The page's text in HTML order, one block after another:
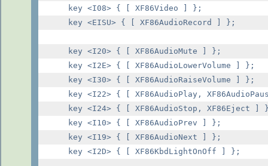
   key <I08> { [ XF86Video ] };
   key <EISU> { [ XF86AudioRecord ] };
   key <I20> { [ XF86AudioMute ] };
   key <I2E> { [ XF86AudioLowerVolume ] };
   key <I30> { [ XF86AudioRaiseVolume ] };
key <I22> { [ XF86AudioPlay,
key <I24> { [ XF86AudioStop, XF86Eject ]
   key <I10> { [ XF86AudioPrev ] };
   key <I19> { [ XF86AudioNext ] };
   key <I2D> { [ XF86KbdLightOnOff ] };